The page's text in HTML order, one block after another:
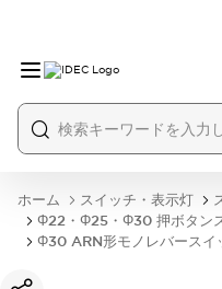
ホーム スイッチ・表示灯
Φ22・Φ25・Φ30 押ボタン
Φ30 ARN形モノレバースイ